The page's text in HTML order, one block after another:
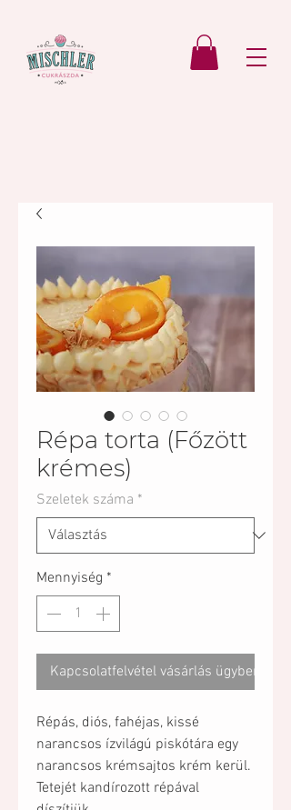
Répa torta (Főzött
krémes)
Szeletek száma *
Mennyiség *
Kapcsolatfelvétel vásárlás ügyben
Répás, diós, fahéjas, kissé
narancsos ízvilágú piskótára egy
narancsos krémsajtos krém kerül.
Tetejét kandírozott répával